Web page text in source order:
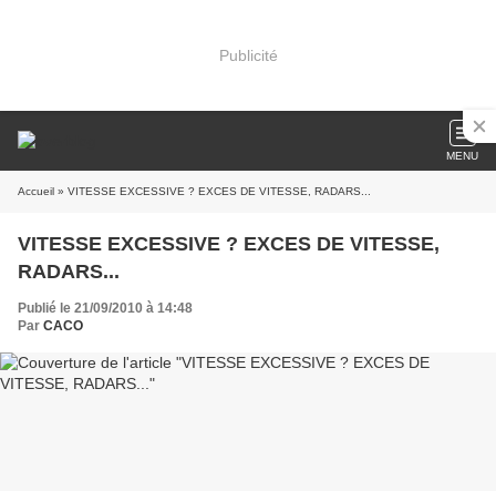
Publicité
MENU
Accueil » VITESSE EXCESSIVE ? EXCES DE VITESSE, RADARS...
VITESSE EXCESSIVE ? EXCES DE VITESSE,
RADARS...
Publié le 21/09/2010 à 14:48
Par CACO